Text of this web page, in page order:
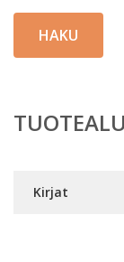
HAKU
Kirjat